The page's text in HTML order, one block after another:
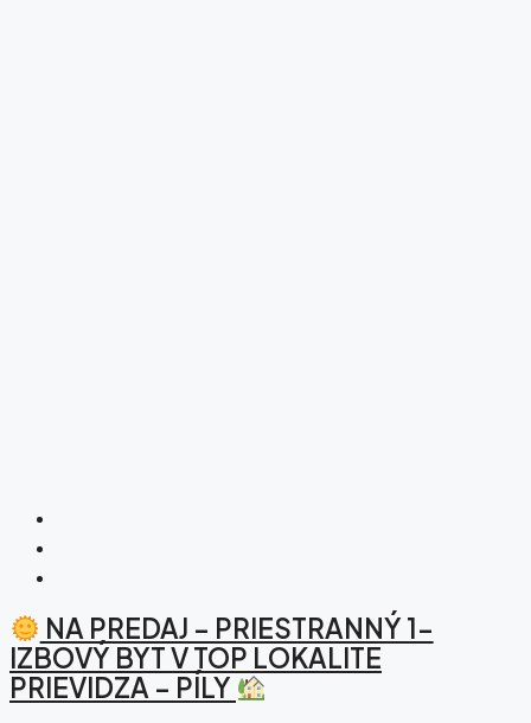
NA PREDAJ – PRIESTRANNÝ 1-
IZBOVÝ BYT V TOP LOKALITE
PRIEVIDZA – PÍLY